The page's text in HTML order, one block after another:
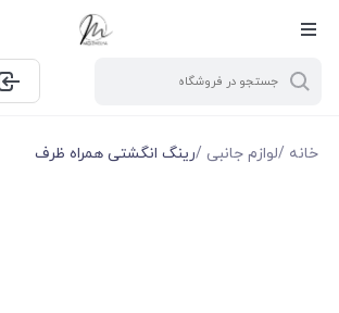
خانه /لوازم جانبی /رینگ انگشتی همراه ظرف